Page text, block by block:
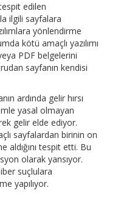
edilen
ilgili sayfalara
yönlendirme
kötü amaçlı yazılımı
PDF belgelerini
sayfanın kendisi
ardında gelir hırsı
yasal olmayan
gelir elde ediyor.
sayfalardan birinin on
aldığını tespit etti. Bu
olarak yansıyor.
suçlulara
yapılıyor.